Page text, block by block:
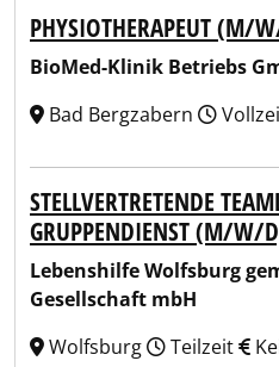
PHYSIOTHERAPEUT (M/
BioMed-Klinik Betriebs
Bad Bergzabern
STELLVERTRETENDE
GRUPPENDIENST (M/W/
Lebenshilfe Wolfsburg
Gesellschaft mbH
Wolfsburg
Teilzeit